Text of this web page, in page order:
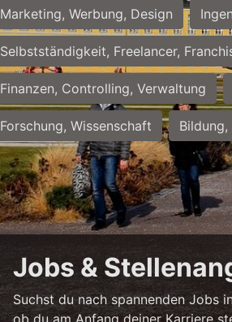
Marketing, Werbung, Design
Selbstständigkeit, Freelancer,
Finanzen, Controlling, Verwaltung
Forschung, Wissenschaft
Jobs &
Suchst du nach spannenden Jobs